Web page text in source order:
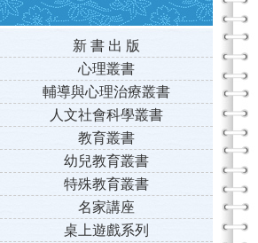
新 書 出 版
心理叢書
輔導與心理治療叢書
人文社會科學叢書
教育叢書
幼兒教育叢書
特殊教育叢書
名家講座
桌上遊戲系列